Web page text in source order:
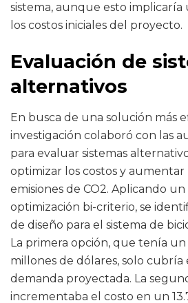
sistema, aunque esto
los costos iniciales del proyecto.
Evaluación de
alternativos
En busca de una solución más
investigación colaboró con las
para evaluar sistemas
optimizar los costos y
emisiones de CO2. Aplicando
optimización bi-criterio, se
de diseño para el sistema de
La primera opción, que tenía un
millones de dólares, solo cubría
demanda proyectada. La
incrementaba el costo en un